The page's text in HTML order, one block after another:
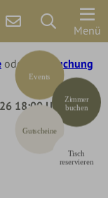
oder Ihre
Buchung
18:00 Uhr
über
Menü
Events
Zimmer
buchen
Gutscheine
Tisch
reservieren